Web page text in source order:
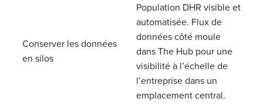
Conserver les données
en silos
Population DHR visible et
automatisée. Flux de
données côté moule
dans The Hub pour une
visibilité à l’échelle de
l’entreprise dans un
emplacement central.